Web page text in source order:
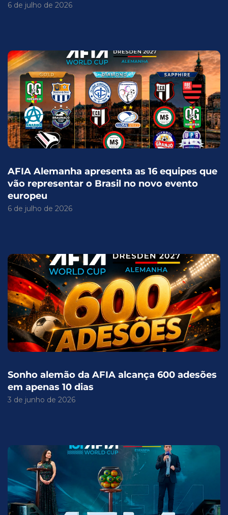
6 de julho de 2026
AFIA Alemanha apresenta as 16 equipes que
vão representar o Brasil no novo evento
europeu
6 de julho de 2026
Sonho alemão da AFIA alcança 600 adesões
em apenas 10 dias
3 de junho de 2026